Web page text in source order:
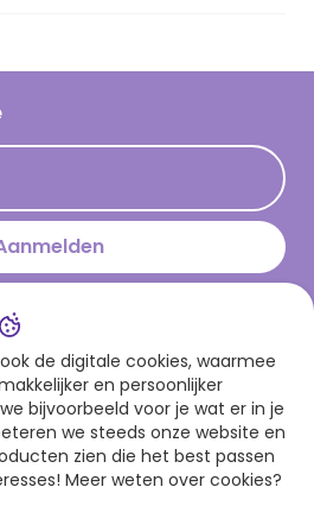
de digitale cookies, waarmee
en persoonlijker
bijvoorbeeld voor je wat er in je
we steeds onze website en
zien die het best passen
Meer weten over cookies?